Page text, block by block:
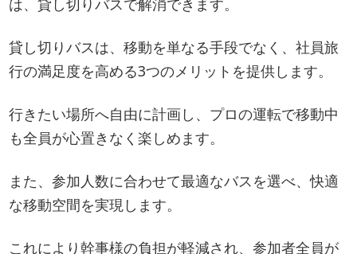
は、貸し切りバスで解消できます。
貸し切りバスは、移動を単なる手段でなく、社員旅
行の満足度を高める3つのメリットを提供します。
行きたい場所へ自由に計画し、プロの運転で移動中
も全員が心置きなく楽しめます。
また、参加人数に合わせて最適なバスを選べ、快適
な移動空間を実現します。
これにより幹事様の負担が軽減され、参加者全員が